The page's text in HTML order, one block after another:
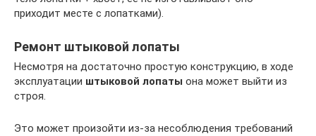
приходит месте с лопатками).
Ремонт штыковой лопаты
Несмотря на достаточно простую конструкцию, в ходе
эксплуатации штыковой лопаты она может выйти из
строя.
Это может произойти из-за несоблюдения требований